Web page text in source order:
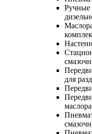
Ручные
для